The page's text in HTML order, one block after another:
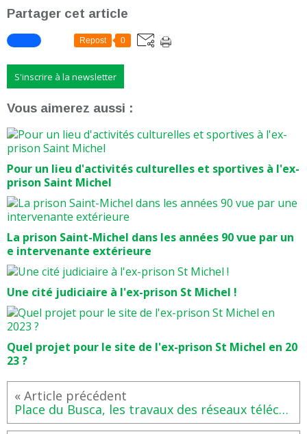
Partager cet article
Repost 0
S'inscrire à la newsletter
Vous aimerez aussi :
Pour un lieu d'activités culturelles et sportives à l'ex-
prison Saint Michel
La prison Saint-Michel dans les années 90 vue par un
e intervenante extérieure
Une cité judiciaire à l'ex-prison St Michel !
Quel projet pour le site de l'ex-prison St Michel en 20
23 ?
Place du Busca, les travaux des réseaux télécom ont commencé